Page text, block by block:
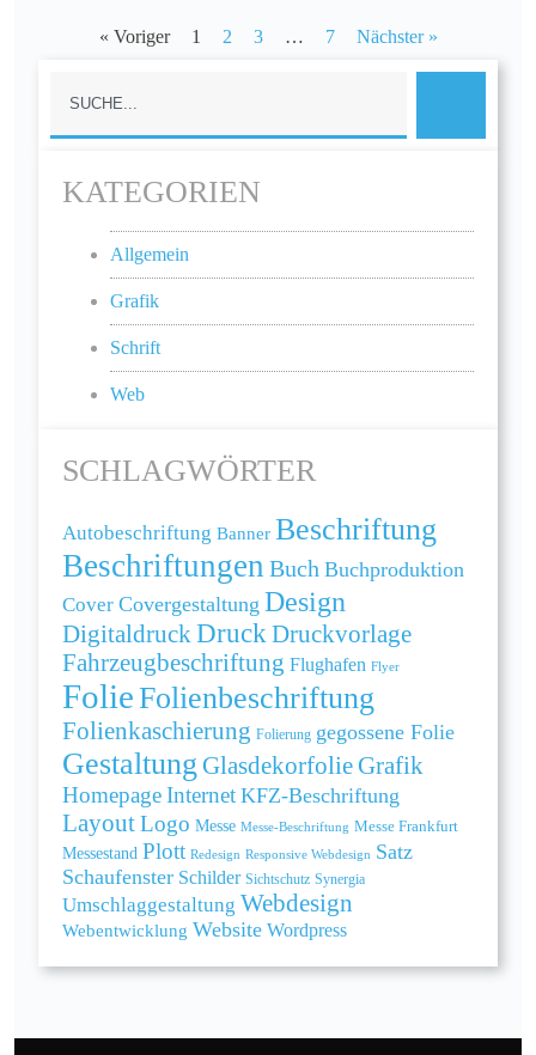
« Voriger 1 2 3 … 7 Nächster »
KATEGORIEN
Allgemein
Grafik
Schrift
Web
SCHLAGWÖRTER
Autobeschriftung Banner Beschriftung
Beschriftungen Buch Buchproduktion
Cover Covergestaltung Design
DigitaldruckDruckDruckvorlage
Fahrzeugbeschriftung Flughafen Flyer
FolieFolienbeschriftung
Folienkaschierung Folierung gegossene Folie
Gestaltung Glasdekorfolie Grafik
HomepageInternet KFZ-Beschriftung
LayoutLogo Messe Messe-Beschriftung Messe Frankfurt
Messestand Plott Redesign Responsive Webdesign Satz
Schaufenster Schilder Sichtschutz Synergia
Umschlaggestaltung Webdesign
Webentwicklung Website Wordpress